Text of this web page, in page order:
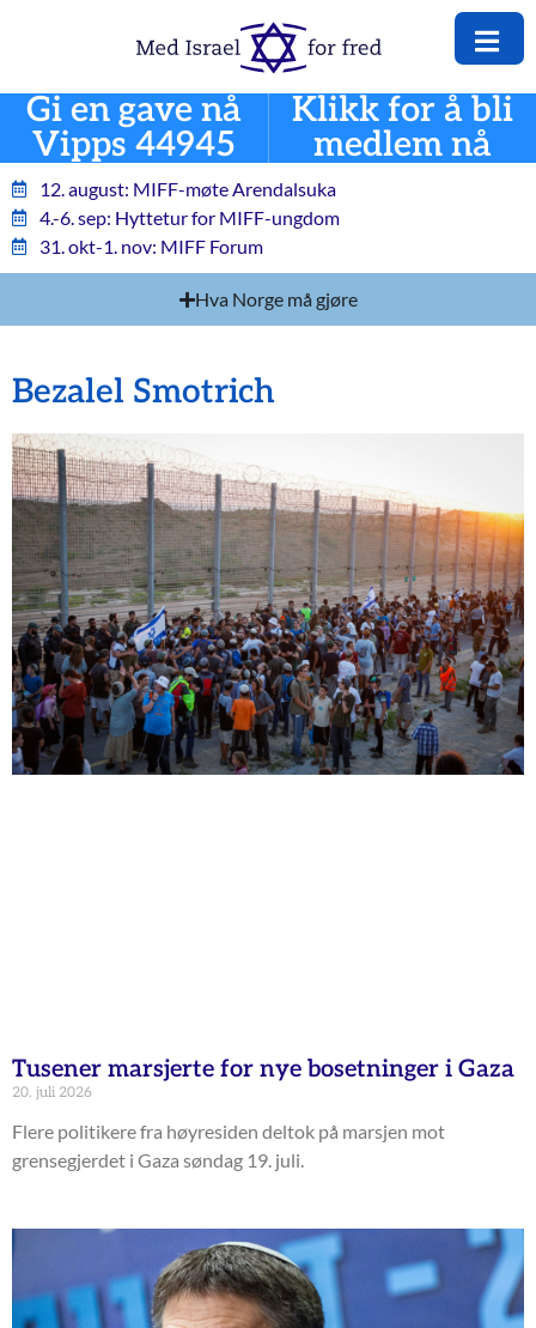
Gi en gave nå
Vipps 44945
Klikk for å bli
medlem nå
12. august: MIFF-møte Arendalsuka
4.-6. sep: Hyttetur for MIFF-ungdom
31. okt-1. nov: MIFF Forum
Hva Norge må gjøre
Bezalel Smotrich
Tusener marsjerte for nye bosetninger i Gaza
20. juli 2026
Flere politikere fra høyresiden deltok på marsjen mot
grensegjerdet i Gaza søndag 19. juli.